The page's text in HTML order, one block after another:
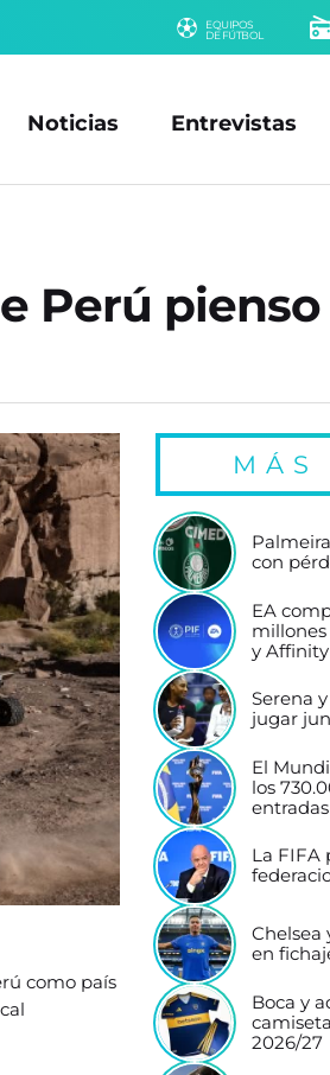
EQUIPOS
DE FÚTBOL
Noticias Entrevistas
Perú
como país
MÁS
con
EA
millones
y
Serena
jugar
El
los
entradas
La FIFA
Chelsea
en
Boca y
2026/27